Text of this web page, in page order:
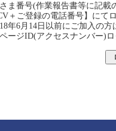
ま番号(作業報告書等に記載
＋ご登録の電話番号】にて
年6月14日以前にご加入の
ージID(アクセスナンバー)